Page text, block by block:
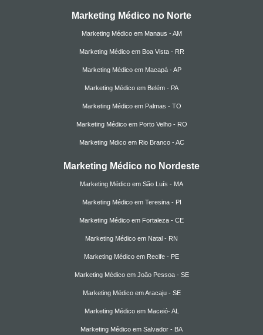
Marketing Médico no Norte
Marketing Médico em Manaus - AM
Marketing Médico em Boa Vista - RR
Marketing Médico em Macapá - AP
Marketing Médico em Belém - PA
Marketing Médico em Palmas - TO
Marketing Médico em Porto Velho - RO
Marketing Mdico em Rio Branco - AC
Marketing Médico no Nordeste
Marketing Médico em São Luís - MA
Marketing Médico em Teresina - PI
Marketing Médico em Fortaleza - CE
Marketing Médico em Natal - RN
Marketing Médico em Recife - PE
Marketing Médico em João Pessoa - SE
Marketing Médico em Aracaju - SE
Marketing Médico em Maceió- AL
Marketing Médico em Salvador - BA